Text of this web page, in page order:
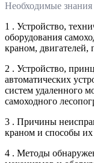
Необходимые знания
1 . Устройство,
оборудования
краном, двигателей,
2 . Устройство,
автоматических
систем удаленного
самоходного
3 . Причины
краном и способы их
4 . Методы